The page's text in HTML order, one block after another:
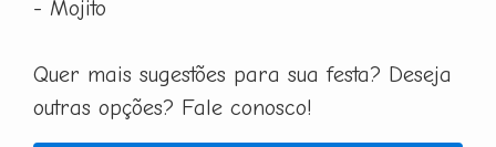
- Mojito
Quer mais sugestões para sua festa? Deseja
outras opções? Fale conosco!